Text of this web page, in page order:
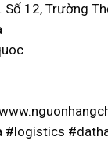
Số 12, Trường
#logistics